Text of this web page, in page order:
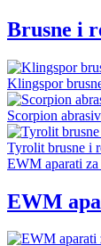
Brusne i
Klingspor
Scorpion
Tyrolit brusne i
EWM aparati
EWM